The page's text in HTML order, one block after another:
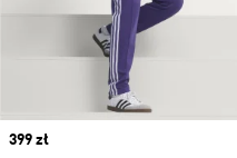
Price
399 zł